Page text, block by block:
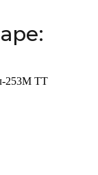
253М TT